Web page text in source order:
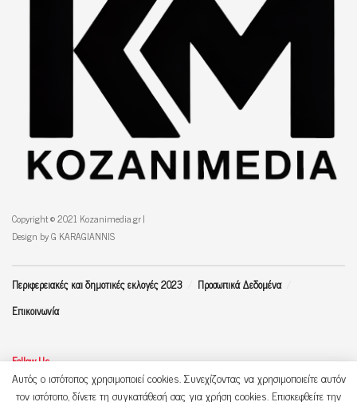
Copyright © 2021 Kozanimedia.gr |
Design by G KARAGIANNIS
Περιφερειακές και δημοτικές εκλογές 2023
Προσωπικά Δεδομένα
Επικοινωνία
Follow Us
Αυτός ο ιστότοπος χρησιμοποιεί cookies. Συνεχίζοντας να χρησιμοποιείτε αυτόν
τον ιστότοπο, δίνετε τη συγκατάθεσή σας για χρήση cookies. Επισκεφθείτε την